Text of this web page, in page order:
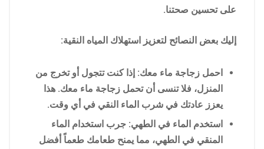
على تحسين صحتنا.
إليك بعض النصائح لتعزيز استهلاك المياه النقية:
احمل زجاجة ماء معك: إذا كنت تتجول أو تخرج من
المنزل، فلا تنسى أن تحمل زجاجة ماء معك. هذا
يعزز عادتك في شرب الماء النقي في أي وقت.
استخدم الماء في الطهي: جرب استخدام الماء
المنقي في الطهي، مما يمنح طعامك طعماً أفضل